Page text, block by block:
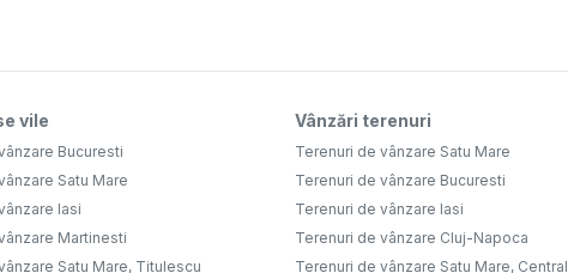
vile
Bucuresti
Satu Mare
Iasi
Martinesti
Satu Mare, Titulescu
Vânzări terenuri
Terenuri de vânzare Satu Mare
Terenuri de vânzare Bucuresti
Terenuri de vânzare Iasi
Terenuri de vânzare Cluj-Napoca
Terenuri de vânzare Satu Mare, Central